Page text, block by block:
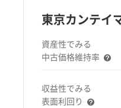
東京カンテイ
資産性でみる
中古価格維持率
収益性でみる
表面利回り